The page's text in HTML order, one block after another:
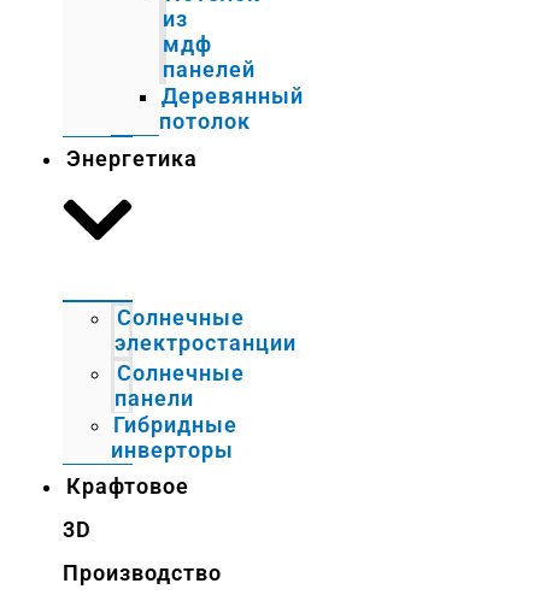
из
мдф
панелей
Деревянный
потолок
Энергетика
Солнечные
электростанции
Солнечные
панели
Гибридные
инверторы
Крафтовое
3D
Производство